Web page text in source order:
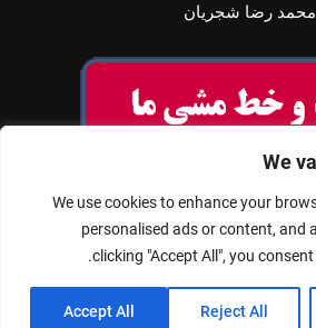
We
We use cookies to enhance your
personalised ads or content, and
clicking "Accept All", you
Reject All
Accept All
رضا شجریان